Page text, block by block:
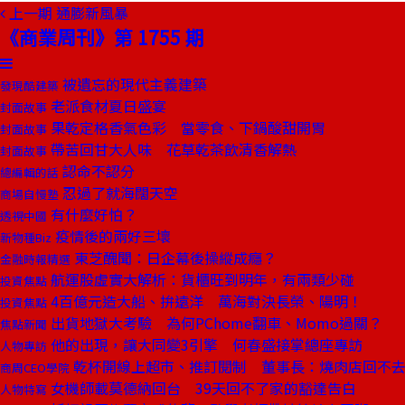
上一期 通膨新風暴
《商業周刊》第 1755 期
發現酷建築 被遺忘的現代主義建築
封面故事 老派食材夏日盛宴
封面故事 果乾定格香氣色彩 當零食、下鍋酸甜開胃
封面故事 帶苦回甘大人味 花草乾茶飲清香解熱
總編輯的話 認命不認分
商場自慢塾 忍過了就海闊天空
透視中國 有什麼好怕？
新物種Biz 疫情後的兩好三壞
金融時報精選 東芝醜聞：日企幕後操縱成癮？
投資焦點 航運股虛實大解析：貨櫃旺到明年，有兩類少碰
投資焦點 4百億元造大船、拚遠洋 萬海對決長榮、陽明！
焦點新聞 出貨地獄大考驗 為何PChome翻車、Momo過關？
人物專訪 他的出現，讓大同變3引擎 何春盛接掌總座專訪
商周CEO學院 乾杯開線上超市、推訂閱制 董事長：燒肉店回不
人物特寫 女機師載莫德納回台 39天回不了家的豁達告白